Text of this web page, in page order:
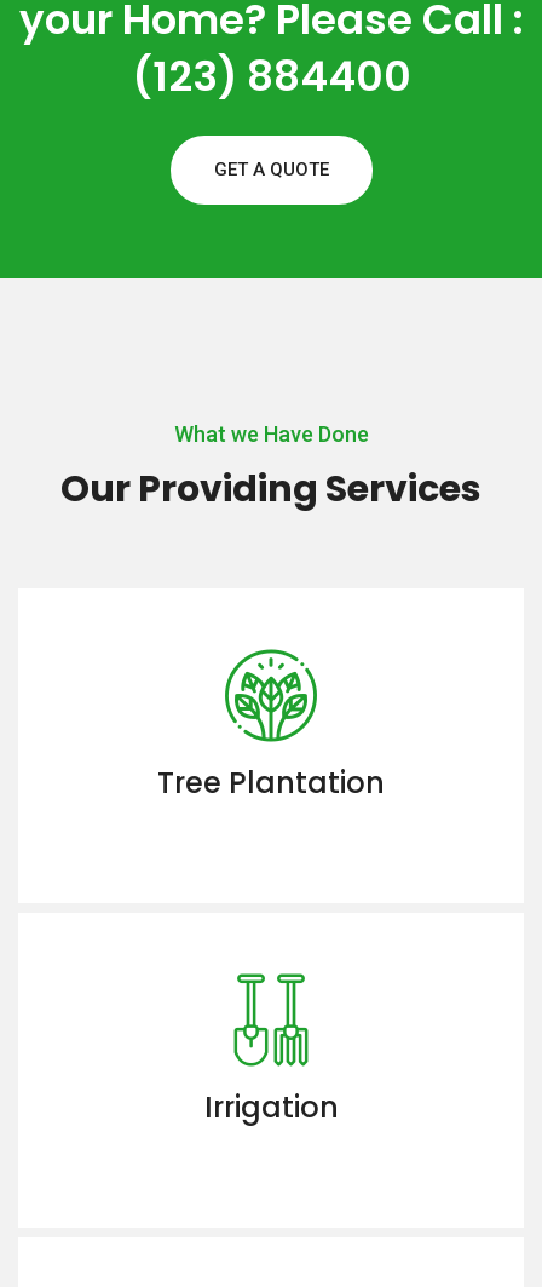
your Home? Please Call :
(123) 884400
GET A QUOTE
What we Have Done
Our Providing Services
Tree Plantation
Irrigation